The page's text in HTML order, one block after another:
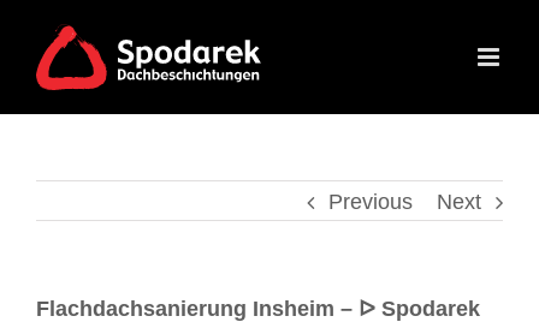
Previous Next
Flachdachsanierung Insheim – ᐅ Spodarek